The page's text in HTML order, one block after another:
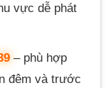
vực dễ phát
– phù hợp
đêm và trước